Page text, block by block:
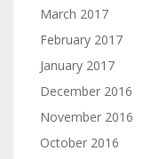
March 2017
February 2017
January 2017
December 2016
November 2016
October 2016